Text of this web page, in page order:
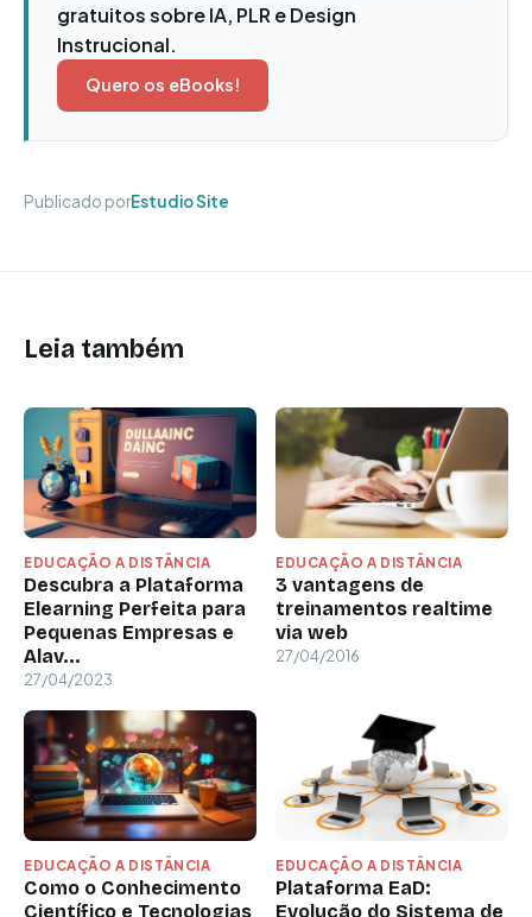
gratuitos sobre IA, PLR e Design
Instrucional.
Quero os eBooks!
Publicado porEstudio Site
Leia também
EDUCAÇÃO A DISTÂNCIA
Descubra a Plataforma
Elearning Perfeita para
Pequenas Empresas e
Alav...
27/04/2023
EDUCAÇÃO A DISTÂNCIA
3 vantagens de
treinamentos realtime
via web
27/04/2016
EDUCAÇÃO A DISTÂNCIA
Como o Conhecimento
Científico e Tecnologias
EDUCAÇÃO A DISTÂNCIA
Plataforma EaD:
Evolução do Sistema de